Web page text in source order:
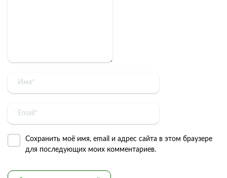
Сохранить моё имя, email и адрес сайта в этом браузере
для последующих моих комментариев.